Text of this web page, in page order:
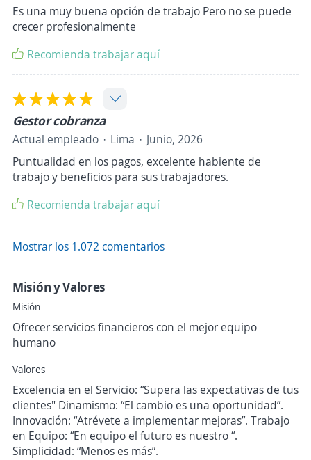
Es una muy buena opción de trabajo Pero no se puede
crecer profesionalmente
Recomienda trabajar aquí
Gestor cobranza
Actual empleado Lima
Junio, 2026
Puntualidad en los pagos, excelente habiente de
trabajo y beneficios para sus trabajadores.
Recomienda trabajar aquí
Mostrar los 1.072 comentarios
Misión y Valores
Misión
Ofrecer servicios financieros con el mejor equipo
humano
Valores
Excelencia en el Servicio: “Supera las expectativas de tus
clientes" Dinamismo: “El cambio es una oportunidad”.
Innovación: “Atrévete a implementar mejoras”. Trabajo
en Equipo: “En equipo el futuro es nuestro “.
Simplicidad: “Menos es más”.